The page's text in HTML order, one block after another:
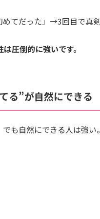
めてだった」→3回目で真
圧倒的に強いです。
る”が自然にできる
も自然にできる人は強い。